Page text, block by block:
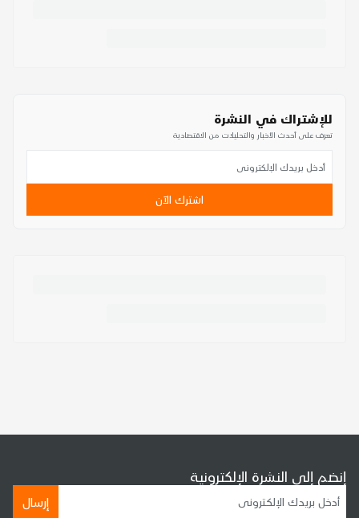
للإشتراك في النشرة
تعرف على أحدث الأخبار والتحليلات من الاقتصادية
اشترك الآن
إنضم إلى النشرة الإلكترونية
إرسال